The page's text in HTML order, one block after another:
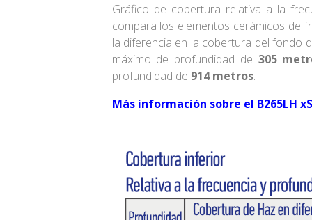
Gráfico de cobertura relativa a la
compara los elementos cerámicos de
la diferencia en la cobertura del fondo
máximo de profundidad de 305
profundidad de 914 metros.
Más información sobre el B265LH